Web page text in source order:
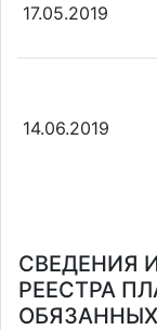
17.05.2019
14.06.2019
СВЕДЕНИЯ
РЕЕСТРА